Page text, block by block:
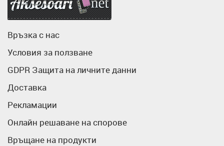
Връзка с нас
Условия за ползване
GDPR Защита на личните данни
Доставка
Рекламации
Онлайн решаване на спорове
Връщане на продукти